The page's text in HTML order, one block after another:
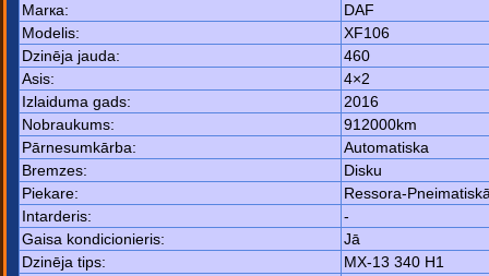
Маrка:
DAF
Моdelis:
XF106
Dzinēja jauda:
460
Asis:
4×2
Izlaiduma gads:
2016
Nobraukums:
912000km
Pārnesumkārba:
Automatiska
Bremzes:
Disku
Piekare:
Ressora-
Intarderis:
-
Gaisa kondicionieris:
Jā
Dzinēja tips:
MX-13 340 H1